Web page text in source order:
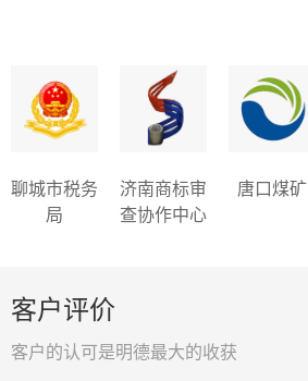
知。学习型组织离不开全方位革新，行
为、思维、信息传播、知识管理、企业
文化、创新变革缺一不可，创新更需要
观念、管理、技术、组织、战略。真正
的自我革命，首先是心态革命，彻底放
弃躺平，做到凡事全力以赴，而非尽力
而为，其次是工作模式革命，告别单一
是格局认知革命，不再把工作仅当作谋
主动参与创新变革，为团队、企业创造
聊城市税务
局
济南商标审
查协作中心
唐口煤矿
客户评价
客户的认可是明德最大的收获